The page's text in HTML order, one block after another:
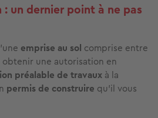
un dernier point à ne pas
emprise au sol comprise entre
obtenir une autorisation en
préalable de travaux à la
permis de construire qu’il vous